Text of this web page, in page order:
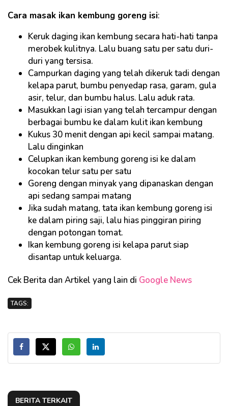
Cara masak ikan kembung goreng isi:
Keruk daging ikan kembung secara hati-hati tanpa
merobek kulitnya. Lalu buang satu per satu duri-
duri yang tersisa.
Campurkan daging yang telah dikeruk tadi dengan
kelapa parut, bumbu penyedap rasa, garam, gula
asir, telur, dan bumbu halus. Lalu aduk rata.
Masukkan lagi isian yang telah tercampur dengan
berbagai bumbu ke dalam kulit ikan kembung
Kukus 30 menit dengan api kecil sampai matang.
Lalu dinginkan
Celupkan ikan kembung goreng isi ke dalam
kocokan telur satu per satu
Goreng dengan minyak yang dipanaskan dengan
api sedang sampai matang
Jika sudah matang, tata ikan kembung goreng isi
ke dalam piring saji, lalu hias pinggiran piring
dengan potongan tomat.
Ikan kembung goreng isi kelapa parut siap
disantap untuk keluarga.
Cek Berita dan Artikel yang lain di Google News
TAGS:
BERITA TERKAIT